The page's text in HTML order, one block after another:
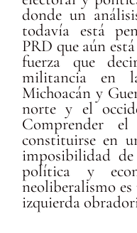
donde un
todavía está
PRD que aún
fuerza que
militancia en
Michoacán y
norte y el
Comprender
constituirse en
imposibilidad
política y
neoliberalismo
izquierda